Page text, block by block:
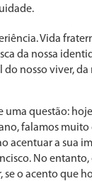
Vida
da nossa
nosso viver, da
uma questão:
falamos
acentuar a sua
No entanto,
se o acento que